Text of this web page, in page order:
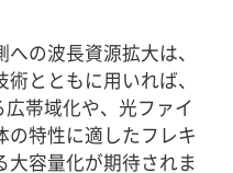
の波長資源拡大は、
とともに用いれば、
帯域化や、光ファイ
の特性に適したフレキ
大容量化が期待されま